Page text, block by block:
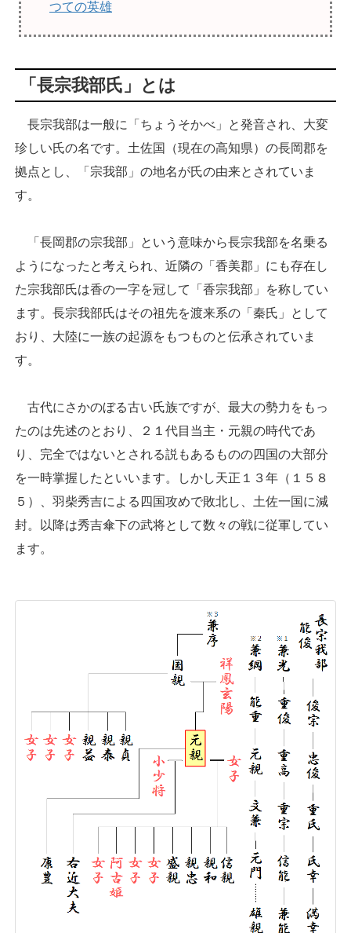
つての英雄
「長宗我部氏」とは
長宗我部は一般に「ちょうそかべ」と発音され、大変
珍しい氏の名です。土佐国（現在の高知県）の長岡郡を
拠点とし、「宗我部」の地名が氏の由来とされていま
す。
「長岡郡の宗我部」という意味から長宗我部を名乗る
ようになったと考えられ、近隣の「香美郡」にも存在し
た宗我部氏は香の一字を冠して「香宗我部」を称してい
ます。長宗我部氏はその祖先を渡来系の「秦氏」として
おり、大陸に一族の起源をもつものと伝承されていま
す。
古代にさかのぼる古い氏族ですが、最大の勢力をもっ
たのは先述のとおり、２１代目当主・元親の時代であ
り、完全ではないとされる説もあるものの四国の大部分
を一時掌握したといいます。しかし天正１３年（１５８
５）、羽柴秀吉による四国攻めで敗北し、土佐一国に減
封。以降は秀吉傘下の武将として数々の戦に従軍してい
ます。